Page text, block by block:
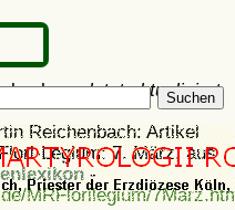
Suchen
-zuletzt aktualisiert
Reichenbach: Artikel
Legium: 7. März, aus
-
MRFlorilegium/